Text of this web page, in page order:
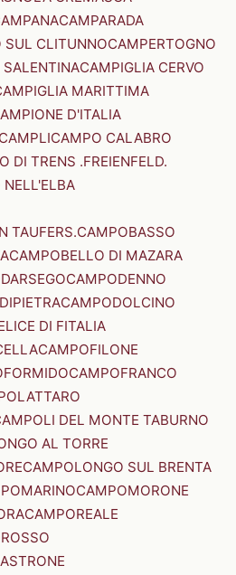
CAMPARADA
SUL CLITUNNOCAMPERTOGNO
CAMPIGLIA CERVO
MARITTIMA
D'ITALIA
CAMPLICAMPO CALABRO
DI TRENS .FREIENFELD.
TAUFERS.CAMPOBASSO
CAMPOBELLO DI MAZARA
CAMPODENNO
CAMPODOLCINO
DI FITALIA
CAMPOFILONE
CAMPOFRANCO
DEL MONTE TABURNO
AL TORRE
CAMPOLONGO SUL BRENTA
CAMPOMORONE
CAMPOREALE